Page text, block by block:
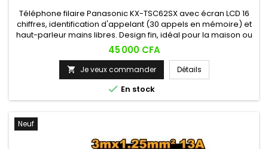
Téléphone filaire Panasonic KX-TSC62SX avec écran LCD 16
chiffres, identification d'appelant (30 appels en mémoire) et
haut-parleur mains libres. Design fin, idéal pour la maison ou
le bureau.
Prix
45 000 CFA
 Je veux commander Détails
 En stock
Neuf